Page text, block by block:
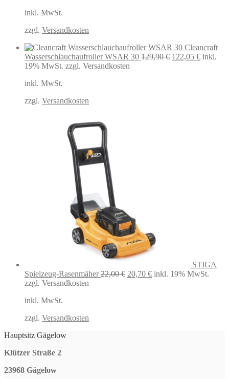
war:
ist:
inkl. MwSt.
zzgl. Versandkosten
Cleancraft
Wasserschlauchaufroller WSAR 30 129,90€ Ursprünglicher
122,05 € inkl.
19% MwSt. zzgl. Versandkosten
inkl. MwSt.
zzgl. Versandkosten
STIGA
Spielzeug-Rasenmäher 22,00€ Ursprünglicher
20,70 €Aktueller
inkl. 19% MwSt.
zzgl. Versandkosten
inkl. MwSt.
zzgl. Versandkosten
Hauptsitz Gägelow
Klützer Straße 2
23968 Gägelow